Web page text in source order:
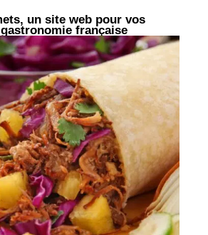
un site web pour vos
française